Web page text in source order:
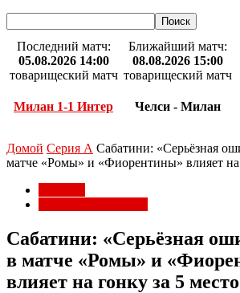
Последний матч:
05.08.2026 14:00
товарищеский матч
Милан 1-1 Интер
Ближайший матч:
08.08.2026 15:00
товарищеский матч
Челси - Милан
Домой Серия А Сабатини: «Серьёзная
матче «Ромы» и «Фиорентины» влияет на
Сабатини: «Серьёзная
в матче «Ромы» и
влияет на гонку за 5